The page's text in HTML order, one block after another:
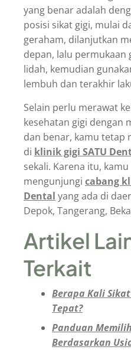
yang benar adalah
posisi sikat gigi, mulai
geraham, dilanjutkan
depan, lalu permukaan
lidah, kemudian
lembuh dan terakhir
Selain perlu merawat
kesehatan gigi dengan
dan benar, kamu tetap
di klinik gigi SATU
sekali. Karena itu, kamu
mengunjungi cabang
Dental yang ada di
Depok, Tangerang,
Artikel
Terkait
Berapa Kali
Tepat?
Panduan
Berdasarkan